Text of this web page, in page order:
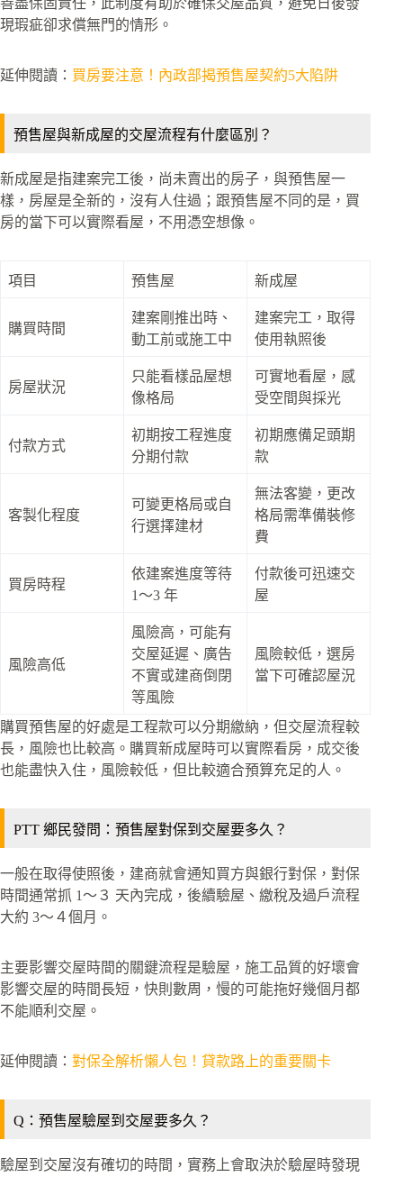
善盡保固責任，此制度有助於確保交屋品質，避免日後發
現瑕疵卻求償無門的情形。
延伸閱讀： 買房要注意！內政部揭預售屋契約5大陷阱
預售屋與新成屋的交屋流程有什麼區別？
新成屋是指建案完工後，尚未賣出的房子，與預售屋一
樣，房屋是全新的，沒有人住過；跟預售屋不同的是，買
房的當下可以實際看屋，不用憑空想像。
項目 預售屋 新成屋
購買時間
建案剛推出時、
動工前或施工中
建案完工，取得
使用執照後
房屋狀況
只能看樣品屋想
像格局
可實地看屋，感
受空間與採光
付款方式
初期按工程進度
分期付款
初期應備足頭期
款
客製化程度
可變更格局或自
行選擇建材
無法客變，更改
格局需準備裝修
費
買房時程
依建案進度等待
1～3 年
付款後可迅速交
屋
風險高低
風險高，可能有
交屋延遲、廣告
不實或建商倒閉
等風險
風險較低，選房
當下可確認屋況
購買預售屋的好處是工程款可以分期繳納，但交屋流程較
長，風險也比較高。購買新成屋時可以實際看房，成交後
也能盡快入住，風險較低，但比較適合預算充足的人。
PTT 鄉民發問：預售屋對保到交屋要多久？
一般在取得使照後，建商就會通知買方與銀行對保，對保
時間通常抓 1～３ 天內完成，後續驗屋、繳稅及過戶流程
大約 3～４個月。
主要影響交屋時間的關鍵流程是驗屋，施工品質的好壞會
影響交屋的時間長短，快則數周，慢的可能拖好幾個月都
不能順利交屋。
延伸閱讀： 對保全解析懶人包！貸款路上的重要關卡
Q：預售屋驗屋到交屋要多久？
驗屋到交屋沒有確切的時間，實務上會取決於驗屋時發現